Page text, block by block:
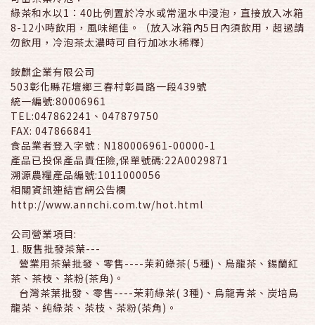
綠茶和水以1：40比例置於冷水或常溫水中浸泡，直接放入冰箱
8-12小時飲用，風味絕佳。（放入冰箱內5日內須飲用，超過請
勿飲用，冷泡茶太濃時可自行加冰水稀釋）
銨麒企業有限公司
503彰化縣花壇鄉三春村彰員路一段439號
統一編號:80006961
TEL:047862241、047879750
FAX: 047866841
食品業者登入字號 : N180006961-00000-1
產品已投保產品責任險,保單號碼:22A0029871
溯源農糧產品編號:1011000056
相關資訊連結官網公告欄
http://www.annchi.com.tw/hot.html
公司營業項目:
1. 販售批發茶葉---
營業用茶葉批發、零售----茉莉綠茶( 5種)、烏龍茶、錫蘭紅
茶、茶枝、茶粉(茶角)。
台灣茶葉批發、零售----茉莉綠茶( 3種)、烏龍青茶、炭培烏
龍茶、純綠茶、茶枝、茶粉(茶角)。